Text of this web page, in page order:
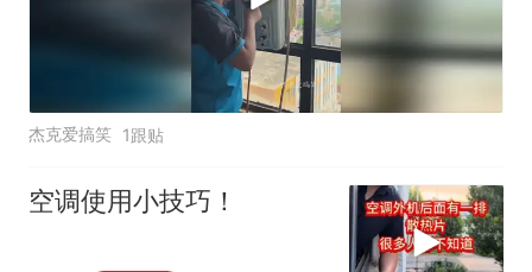
杰克爱搞笑 1跟贴
空调使用小技巧！